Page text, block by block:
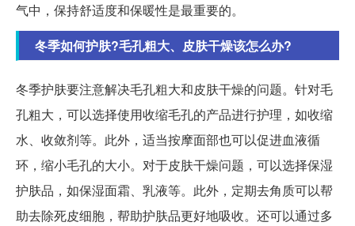
气中，保持舒适度和保暖性是最重要的。
冬季如何护肤?毛孔粗大、皮肤干燥该怎么办?
冬季护肤要注意解决毛孔粗大和皮肤干燥的问题。针对毛
孔粗大，可以选择使用收缩毛孔的产品进行护理，如收缩
水、收敛剂等。此外，适当按摩面部也可以促进血液循
环，缩小毛孔的大小。对于皮肤干燥问题，可以选择保湿
护肤品，如保湿面霜、乳液等。此外，定期去角质可以帮
助去除死皮细胞，帮助护肤品更好地吸收。还可以通过多